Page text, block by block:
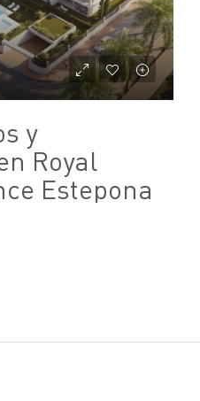
y
Royal
Estepona